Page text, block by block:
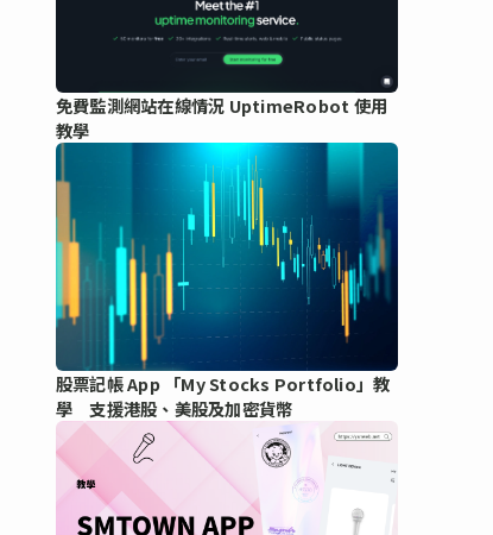
免費監測網站在線情況 UptimeRobot 使用
教學
股票記帳 App 「My Stocks Portfolio」教
學 支援港股、美股及加密貨幣